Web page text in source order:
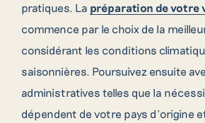
pratiques. La préparation de votre
commence par le choix de la
considérant les conditions
saisonnières. Poursuivez ensuite
administratives telles que la
dépendent de votre pays d’origine